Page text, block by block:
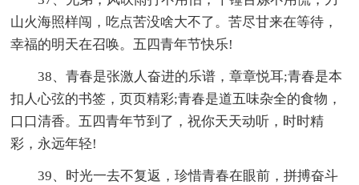
山火海照样闯，吃点苦没啥大不了。苦尽甘来在等待，
幸福的明天在召唤。五四青年节快乐!
38、青春是张激人奋进的乐谱，章章悦耳;青春是本
扣人心弦的书签，页页精彩;青春是道五味杂全的食物，
口口清香。五四青年节到了，祝你天天动听，时时精
彩，永远年轻!
39、时光一去不复返，珍惜青春在眼前，拼搏奋斗